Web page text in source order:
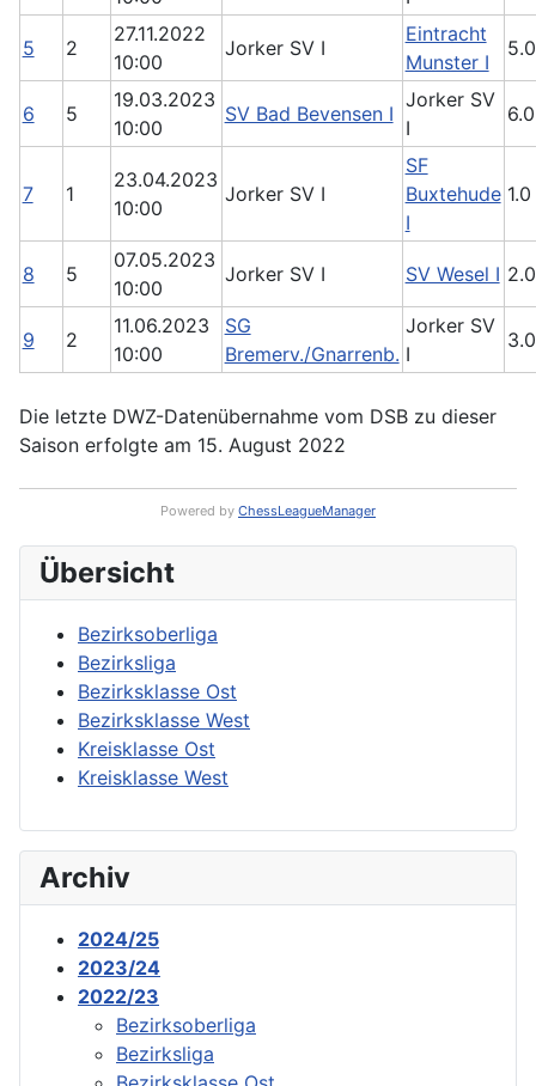
Übersicht
Bezirksoberliga
Bezirksliga
Bezirksklasse Ost
Bezirksklasse West
Kreisklasse Ost
Kreisklasse West
Archiv
2024/25
2023/24
2022/23
Bezirksoberliga
Bezirksliga
5 2
27.11.2022
10:00
Jorker SV I
Eintracht
Munster I
6 5
19.03.2023
10:00
SV Bad Bevensen I
Jorker SV
I
7 1
23.04.2023
10:00
Jorker SV I
SF
Buxtehude
I
8 5
07.05.2023
10:00
Jorker SV I SV Wesel I
9 2
11.06.2023
10:00
SG
Bremerv./Gnarrenb.
Jorker SV
I
Die letzte DWZ-Datenübernahme vom DSB zu dieser
Saison erfolgte am 15. August 2022
Powered by ChessLeagueManager